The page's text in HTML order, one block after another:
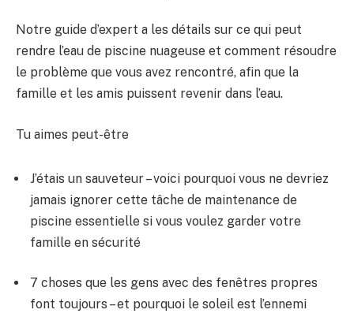
Notre guide d’expert a les détails sur ce qui peut
rendre l’eau de piscine nuageuse et comment résoudre
le problème que vous avez rencontré, afin que la
famille et les amis puissent revenir dans l’eau.
Tu aimes peut-être
J’étais un sauveteur – voici pourquoi vous ne devriez
jamais ignorer cette tâche de maintenance de
piscine essentielle si vous voulez garder votre
famille en sécurité
7 choses que les gens avec des fenêtres propres
font toujours – et pourquoi le soleil est l’ennemi